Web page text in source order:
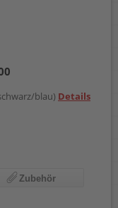
blau) Details
Zubehör